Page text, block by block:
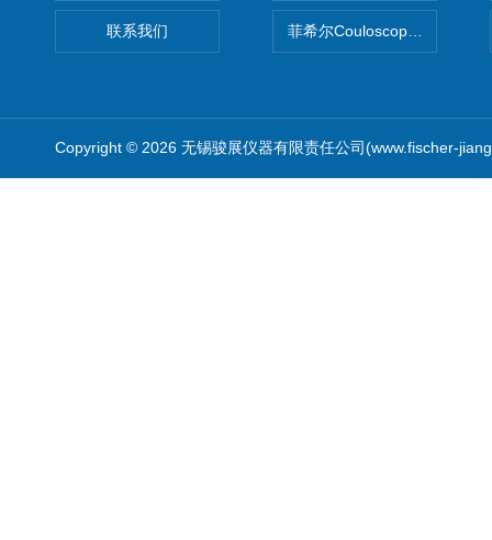
联系我们 菲希尔Couloscope CMS2电
Copyright © 2026 无锡骏展仪器有限责任公司(www.fischer-